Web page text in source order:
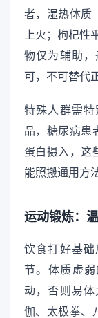
者，湿热体质
上火；枸杞性
物仅为辅助
可，不可替代
特殊人群需
品，糖尿病患
蛋白摄入，这
能照搬通用方
运动锻炼：
饮食打好基
节。体质虚
动，否则易
伽、太极拳、